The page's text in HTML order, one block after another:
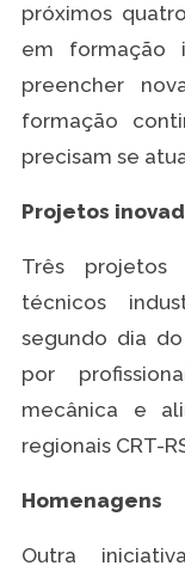
próximos
em formação
preencher
formação
precisam se
Projetos
Três projetos
técnicos
segundo dia
por
mecânica e
regionais CRT-
Homenagens
Outra